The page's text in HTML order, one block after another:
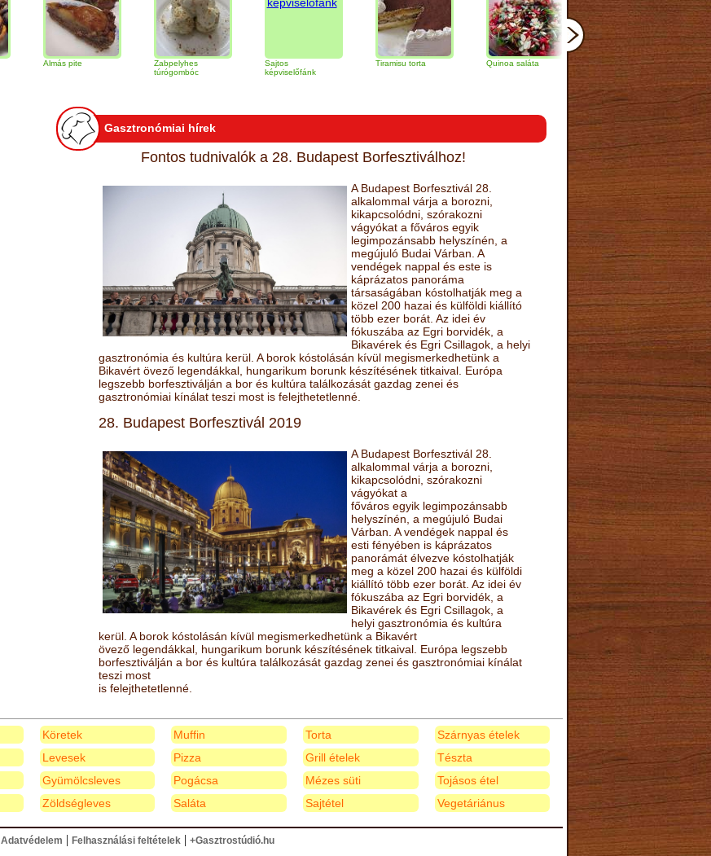
Zabpelyhes
túrógombóc
képviselőfánk
Tiramisu torta Quinoa saláta Mandulás kifli
Csokoládés-
narancs
Gasztronómiai hírek
Fontos tudnivalók a 28. Budapest Borfesztiválhoz!
A Budapest Borfesztivál 28.
alkalommal várja a borozni,
kikapcsolódni, szórakozni
vágyókat a főváros egyik
legimpozánsabb helyszínén, a
megújuló Budai Várban. A
vendégek nappal és este is
káprázatos panoráma
társaságában kóstolhatják meg a
közel 200 hazai és külföldi kiállító
több ezer borát. Az idei év
fókuszába az Egri borvidék, a
Bikavérek és Egri Csillagok, a helyi
gasztronómia és kultúra kerül. A borok kóstolásán kívül megismerkedhetünk a
Bikavért övező legendákkal, hungarikum borunk készítésének titkaival. Európa
legszebb borfesztiválján a bor és kultúra találkozását gazdag zenei és
gasztronómiai kínálat teszi most is felejthetetlenné.
28. Budapest Borfesztivál 2019
A Budapest Borfesztivál 28.
alkalommal várja a borozni,
kikapcsolódni, szórakozni
vágyókat a
főváros egyik legimpozánsabb
helyszínén, a megújuló Budai
Várban. A vendégek nappal és
esti fényében is káprázatos
panorámát élvezve kóstolhatják
meg a közel 200 hazai és külföldi
kiállító több ezer borát. Az idei év
fókuszába az Egri borvidék, a
Bikavérek és Egri Csillagok, a
helyi gasztronómia és kultúra
kerül. A borok kóstolásán kívül megismerkedhetünk a Bikavért
övező legendákkal, hungarikum borunk készítésének titkaival. Európa legszebb
borfesztiválján a bor és kultúra találkozását gazdag zenei és gasztronómiai kínálat
teszi most
is felejthetetlenné.
Köretek
Levesek
Gyümölcsleves
Zöldségleves
Muffin
Pizza
Pogácsa
Saláta
Torta
Grill ételek
Mézes süti
Sajtétel
Szárnyas ételek
Tészta
Tojásos étel
Vegetáriánus
Adatvédelem | Felhasználási feltételek| +Gasztrostúdió.hu